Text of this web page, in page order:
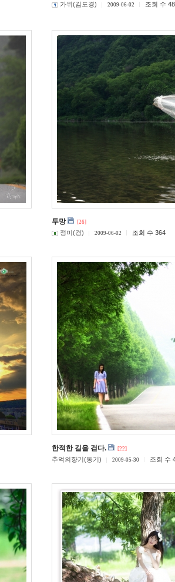
가위(김도경) 2009-06-02 조회 수
투망 [26]
정미(경) 2009-06-02 조회 수 364
한적한 길을 걷다. [22]
추억의향기(동기) 2009-05-30 조회 수